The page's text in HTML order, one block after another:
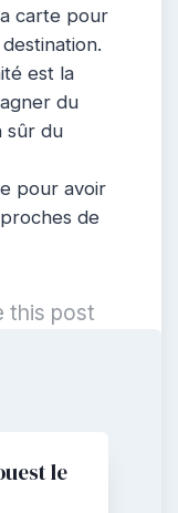
carte pour
est la
du
sûr du
pour avoir
de
this post
le